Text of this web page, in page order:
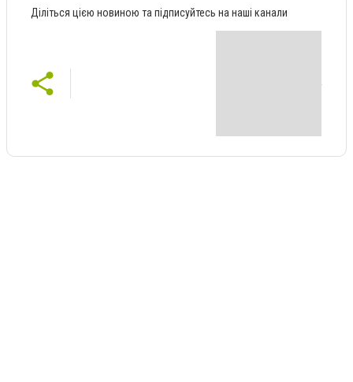
Діліться цією новиною та підписуйтесь на наші канали